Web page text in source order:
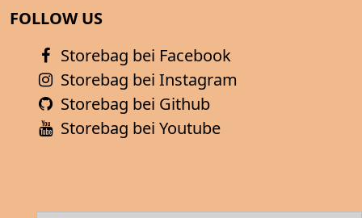
FOLLOW US
Storebag bei Facebook
Storebag bei Instagram
Storebag bei Github
Storebag bei Youtube